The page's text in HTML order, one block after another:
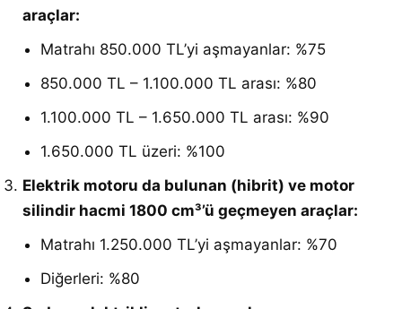
araçlar:
Matrahı 850.000 TL’yi aşmayanlar: %75
850.000 TL – 1.100.000 TL arası: %80
1.100.000 TL – 1.650.000 TL arası: %90
1.650.000 TL üzeri: %100
Elektrik motoru da bulunan (hibrit) ve motor
silindir hacmi 1800 cm³’ü geçmeyen araçlar:
Matrahı 1.250.000 TL’yi aşmayanlar: %70
Diğerleri: %80